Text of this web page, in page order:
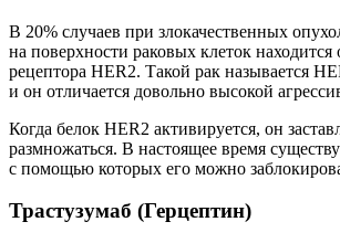
В 20% случаев при злокачественных
на поверхности раковых клеток находится
рецептора HER2. Такой рак называется
и он отличается довольно высокой
Когда белок HER2 активируется, он
размножаться. В настоящее время
с помощью которых его можно
Трастузумаб (Герцептин)